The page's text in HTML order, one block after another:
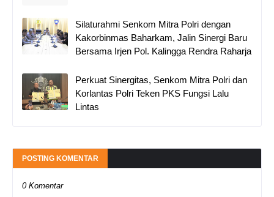
Silaturahmi Senkom Mitra Polri dengan
Kakorbinmas Baharkam, Jalin Sinergi Baru
Bersama Irjen Pol. Kalingga Rendra Raharja
Perkuat Sinergitas, Senkom Mitra Polri dan
Korlantas Polri Teken PKS Fungsi Lalu
Lintas
POSTING KOMENTAR
0 Komentar